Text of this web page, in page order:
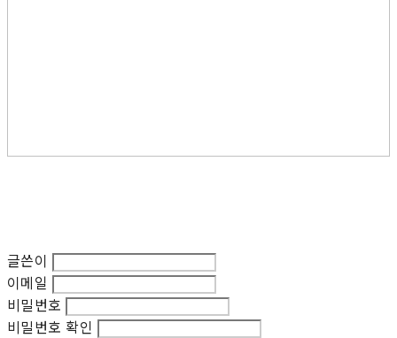
글쓴이
이메일
비밀번호
비밀번호 확인